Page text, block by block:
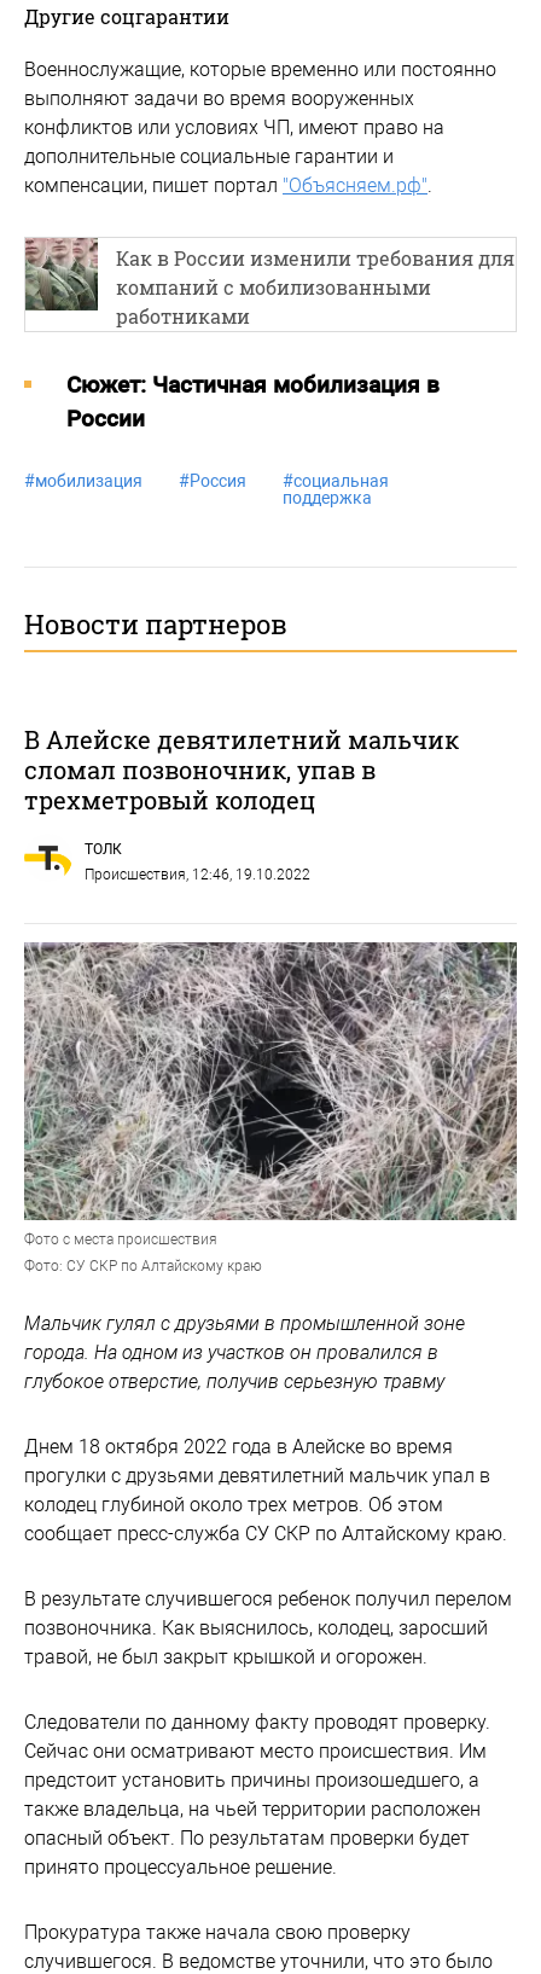
Другие соцгарантии
Военнослужащие, которые временно или постоянно
выполняют задачи во время вооруженных
конфликтов или условиях ЧП, имеют право на
дополнительные социальные гарантии и
компенсации, пишет портал "Объясняем.рф".
Как в России изменили требования для
компаний с мобилизованными
работниками
Cюжет: Частичная мобилизация в
России
#мобилизация #Россия #социальная
поддержка
Новости партнеров
В Алейске девятилетний мальчик
сломал позвоночник, упав в
трехметровый колодец
ТОЛК
Происшествия, 12:46, 19.10.2022
Фото с места происшествия
Фото: СУ СКР по Алтайскому краю
Мальчик гулял с друзьями в промышленной зоне
города. На одном из участков он провалился в
глубокое отверстие, получив серьезную травму
Днем 18 октября 2022 года в Алейске во время
прогулки с друзьями девятилетний мальчик упал в
колодец глубиной около трех метров. Об этом
сообщает пресс-служба СУ СКР по Алтайскому краю.
В результате случившегося ребенок получил перелом
позвоночника. Как выяснилось, колодец, заросший
травой, не был закрыт крышкой и огорожен.
Следователи по данному факту проводят проверку.
Сейчас они осматривают место происшествия. Им
предстоит установить причины произошедшего, а
также владельца, на чьей территории расположен
опасный объект. По результатам проверки будет
принято процессуальное решение.
Прокуратура также начала свою проверку
случившегося. В ведомстве уточнили, что это было